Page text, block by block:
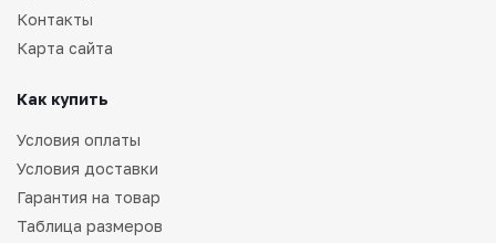
Контакты
Карта сайта
Как купить
Условия оплаты
Условия доставки
Гарантия на товар
Таблица размеров